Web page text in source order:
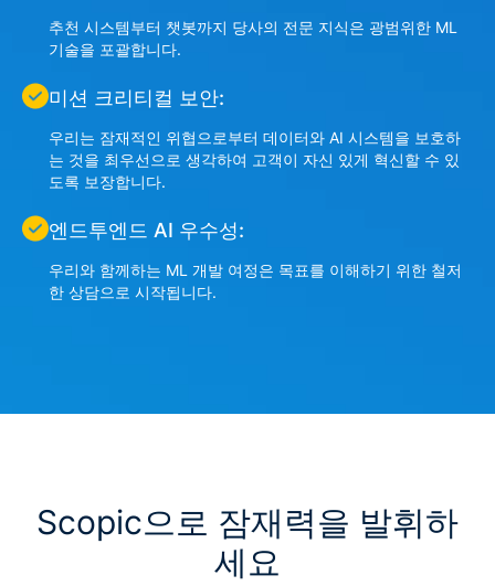
추천 시스템부터 챗봇까지 당사의 전문 지식은 광범위한 ML
기술을 포괄합니다.
미션 크리티컬 보안:
우리는 잠재적인 위협으로부터 데이터와 AI 시스템을 보호하
는 것을 최우선으로 생각하여 고객이 자신 있게 혁신할 수 있
도록 보장합니다.
엔드투엔드 AI 우수성:
우리와 함께하는 ML 개발 여정은 목표를 이해하기 위한 철저
한 상담으로 시작됩니다.
Scopic으로 잠재력을 발휘하
세요